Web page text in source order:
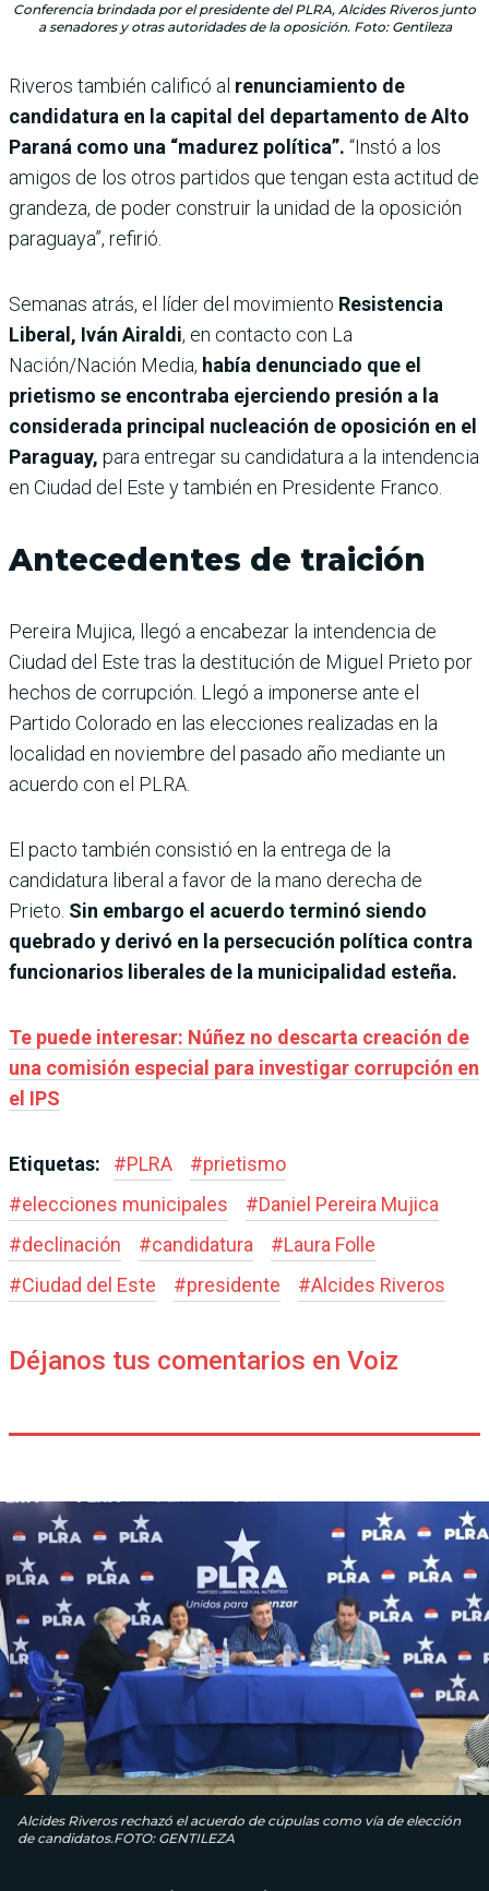
Conferencia brindada por el presidente del PLRA, Alcides Riveros junto
a senadores y otras autoridades de la oposición. Foto: Gentileza
Riveros también calificó al renunciamiento de
candidatura en la capital del departamento de Alto
Paraná como una “madurez política”. “Instó a los
amigos de los otros partidos que tengan esta actitud de
grandeza, de poder construir la unidad de la oposición
paraguaya”, refirió.
Semanas atrás, el líder del movimiento Resistencia
Liberal, Iván Airaldi, en contacto con La
Nación/Nación Media, había denunciado que el
prietismo se encontraba ejerciendo presión a la
considerada principal nucleación de oposición en el
Paraguay, para entregar su candidatura a la intendencia
en Ciudad del Este y también en Presidente Franco.
Antecedentes de traición
Pereira Mujica, llegó a encabezar la intendencia de
Ciudad del Este tras la destitución de Miguel Prieto por
hechos de corrupción. Llegó a imponerse ante el
Partido Colorado en las elecciones realizadas en la
localidad en noviembre del pasado año mediante un
acuerdo con el PLRA.
El pacto también consistió en la entrega de la
candidatura liberal a favor de la mano derecha de
Prieto. Sin embargo el acuerdo terminó siendo
quebrado y derivó en la persecución política contra
funcionarios liberales de la municipalidad esteña.
Te puede interesar: Núñez no descarta creación de
una comisión especial para investigar corrupción en
el IPS
Etiquetas: #PLRA #prietismo
#elecciones municipales #Daniel Pereira Mujica
#declinación #candidatura #Laura Folle
#Ciudad del Este #presidente #Alcides Riveros
Déjanos tus comentarios en Voiz
Alcides Riveros rechazó el acuerdo de cúpulas como vía de elección
de candidatos.FOTO: GENTILEZA